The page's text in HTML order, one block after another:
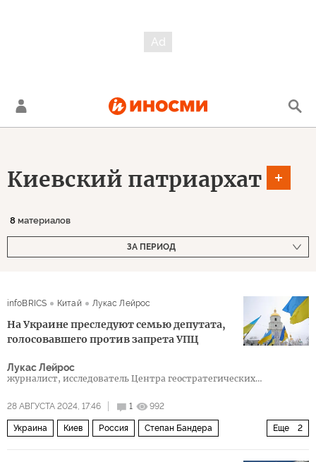
Киевский патриархат
8 материалов
ЗА ПЕРИОД
infoBRICS Китай Лукас Лейрос
На Украине преследуют семью депутата,
голосовавшего против запрета УПЦ
Лукас Лейрос
журналист, исследователь Центра геостратегических
28 АВГУСТА 2024, 17:46 1 992
Еще 2
Украина Киев Россия Степан Бандера